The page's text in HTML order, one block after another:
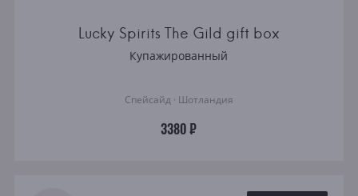
Lucky Spirits The Gild gift box
Купажированный
Спейсайд · Шотландия
3380 ₽